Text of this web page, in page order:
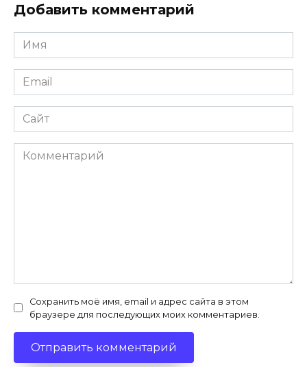
Добавить комментарий
Имя
*
Email
*
Сайт
Комментарий
Сохранить моё имя, email и адрес сайта в этом
браузере для последующих моих комментариев.